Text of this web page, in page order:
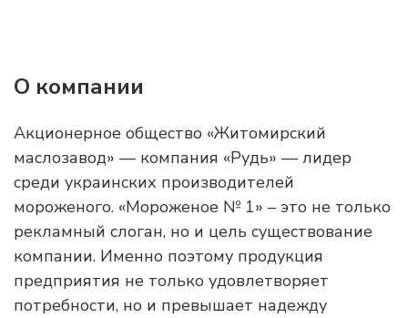
О компании
Акционерное общество «Житомирский
маслозавод» — компания «Рудь» — лидер
среди украинских производителей
мороженого. «Мороженое № 1» – это не только
рекламный слоган, но и цель существование
компании. Именно поэтому продукция
предприятия не только удовлетворяет
потребности, но и превышает надежду